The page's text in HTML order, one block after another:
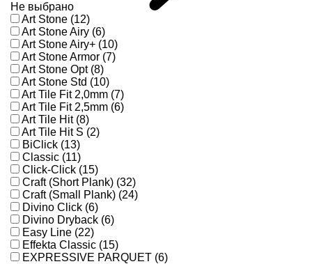
Не выбрано
Art Stone (12)
Art Stone Airy (6)
Art Stone Airy+ (10)
Art Stone Armor (7)
Art Stone Opt (8)
Art Stone Std (10)
Art Tile Fit 2,0mm (7)
Art Tile Fit 2,5mm (6)
Art Tile Hit (8)
Art Tile Hit S (2)
BiClick (13)
Classic (11)
Click-Click (15)
Craft (Short Plank) (32)
Craft (Small Plank) (24)
Divino Click (6)
Divino Dryback (6)
Easy Line (22)
Effekta Classic (15)
EXPRESSIVE PARQUET (6)